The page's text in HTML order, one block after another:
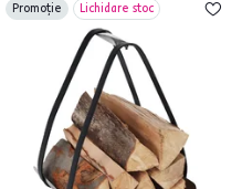
Promoție Lichidare stoc